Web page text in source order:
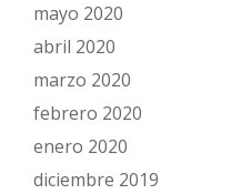
mayo 2020
abril 2020
marzo 2020
febrero 2020
enero 2020
diciembre 2019